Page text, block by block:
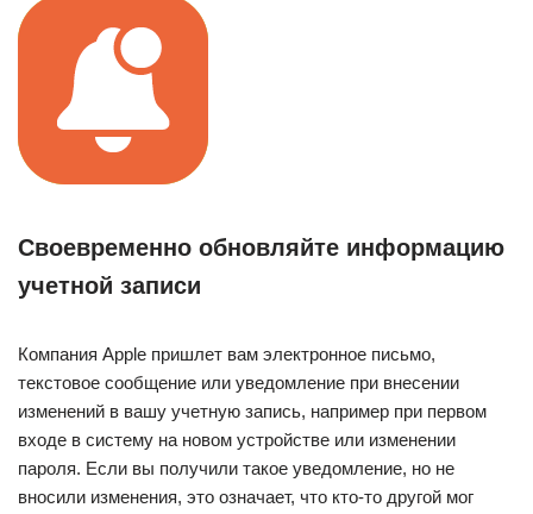
Своевременно обновляйте информацию
учетной записи
Компания Apple пришлет вам электронное письмо,
текстовое сообщение или уведомление при внесении
изменений в вашу учетную запись, например при первом
входе в систему на новом устройстве или изменении
пароля. Если вы получили такое уведомление, но не
вносили изменения, это означает, что кто-то другой мог